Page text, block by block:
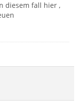
diesem fall hier ,